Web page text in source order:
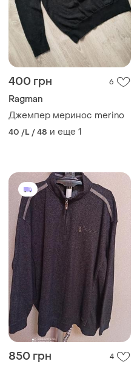
400 грн 6
Ragman
Джемпер меринос merino
40 /L / 48 и еще 1
850 грн 4